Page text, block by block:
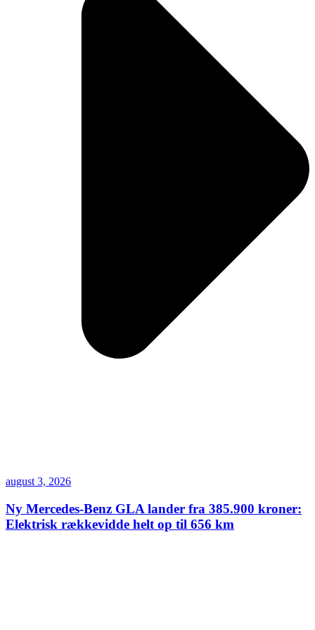
august 3, 2026
Ny Mercedes-Benz GLA lander fra 385.900 kroner:
Elektrisk rækkevidde helt op til 656 km